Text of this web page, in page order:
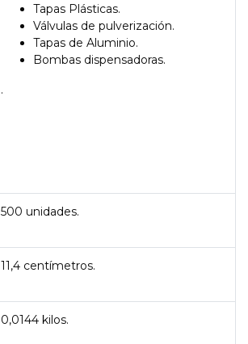
Tapas Plásticas.
Válvulas de pulverización.
Tapas de Aluminio.
Bombas dispensadoras.
.
500 unidades.
11,4 centímetros.
0,0144 kilos.